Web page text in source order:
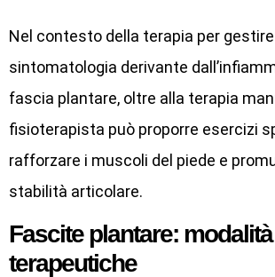
Nel contesto della terapia per
sintomatologia derivante
fascia plantare, oltre alla terapia
fisioterapista può proporre esercizi
rafforzare i muscoli del piede e
stabilità articolare.
Fascite plantare: modalità
terapeutiche